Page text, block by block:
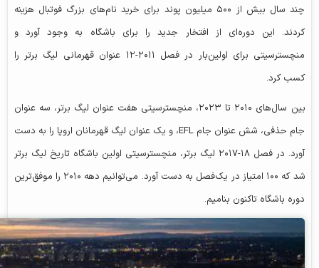
چند سال بیش از ۵۰۰ میلیون پوند برای خرید نام‌های بزرگ فوتبال هزینه
کردند. این دوره‌ای از افتخار جدید را برای باشگاه به وجود آورد و
منچسترسیتی برای اولین‌بار در فصل ۲۰۱۱-۱۲ عنوان قهرمانی لیگ برتر را
کسب کرد.
بین سال‌های ۲۰۱۰ تا ۲۰۲۳، منچسترسیتی هفت عنوان لیگ برتر، سه عنوان
جام حذفی، شش عنوان جام EFL، و یک عنوان لیگ قهرمانان اروپا را به دست
آورد. در فصل ۱۸-۲۰۱۷ لیگ برتر، منچسترسیتی اولین باشگاه تاریخ لیگ برتر
شد که ۱۰۰ امتیاز در یک‌فصل به دست آورد. می‌توانیم دهه ۲۰۱۰ را موفق‌ترین
دوره باشگاه تاکنون بنامیم.